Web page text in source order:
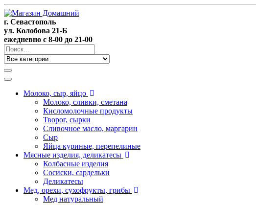
г. Севастополь
ул. Колобова 21-Б
ежедневно с 8-00 до 21-00
Молоко, сыр, яйцо
Молоко, сливки, сметана
Кисломолочные продукты
Творог, сырки
Сливочное масло, маргарин
Сыр
Яйца куриные, перепелиные
Мясные изделия, деликатесы
Колбасные изделия
Сосиски, сардельки
Деликатесы
Мед, орехи, сухофрукты, грибы
Мед натуральный